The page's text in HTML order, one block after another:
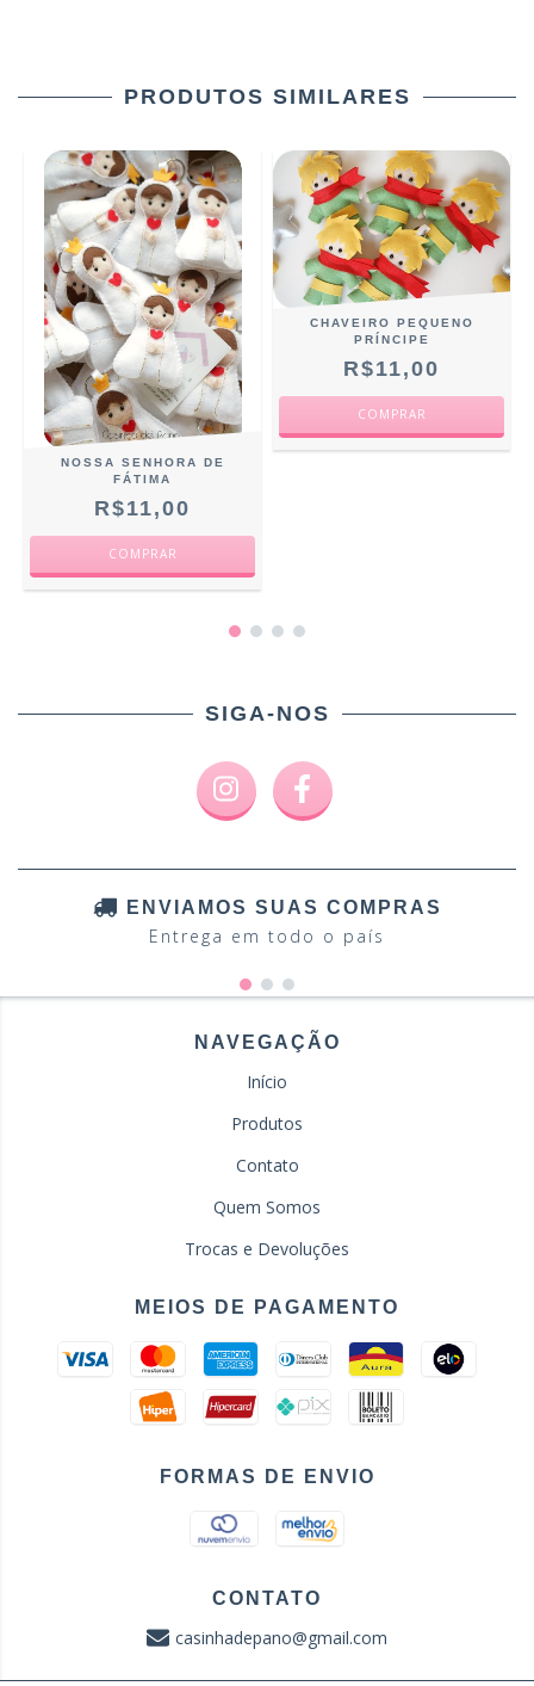
PRODUTOS SIMILARES
NOSSA SENHORA DE
FÁTIMA
R$11,00
CHAVEIRO PEQUENO
PRÍNCIPE
R$11,00
SIGA-NOS
ENVIAMOS SUAS COMPRAS
Entrega em todo o país
NAVEGAÇÃO
Início
Produtos
Contato
Quem Somos
Trocas e Devoluções
MEIOS DE PAGAMENTO
FORMAS DE ENVIO
CONTATO
casinhadepano@gmail.com